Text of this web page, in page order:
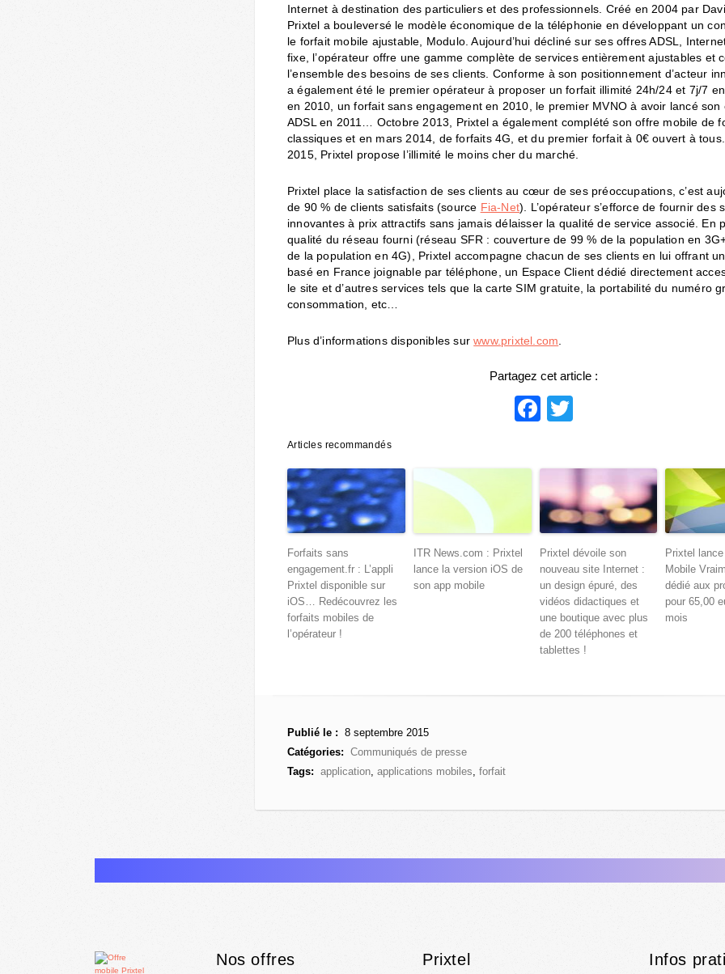
Internet à destination des particuliers et des professionnels. Créé en 2004 par
Prixtel a bouleversé le modèle économique de la téléphonie en développant un
le forfait mobile ajustable, Modulo. Aujourd’hui décliné sur ses offres ADSL,
fixe, l’opérateur offre une gamme complète de services entièrement ajustables et
l’ensemble des besoins de ses clients. Conforme à son positionnement d’acteur
a également été le premier opérateur à proposer un forfait illimité 24h/24 et 7j/7 en
en 2010, un forfait sans engagement en 2010, le premier MVNO à avoir lancé son
ADSL en 2011… Octobre 2013, Prixtel a également complété son offre mobile de
classiques et en mars 2014, de forfaits 4G, et du premier forfait à 0€ ouvert à
2015, Prixtel propose l’illimité le moins cher du marché.
Prixtel place la satisfaction de ses clients au cœur de ses préoccupations, c’est
de 90 % de clients satisfaits (source Fia-Net). L’opérateur s’efforce de fournir des
innovantes à prix attractifs sans jamais délaisser la qualité de service associé. En
qualité du réseau fourni (réseau SFR : couverture de 99 % de la population en
de la population en 4G), Prixtel accompagne chacun de ses clients en lui offrant
basé en France joignable par téléphone, un Espace Client dédié directement
le site et d’autres services tels que la carte SIM gratuite, la portabilité du numéro
consommation, etc…
Plus d’informations disponibles surwww.prixtel.com
Partagez cet article :
Facebook
Articles recommandés
Forfaits sans
engagement.fr : L’appli
Prixtel disponible sur
iOS… Redécouvrez les
forfaits mobiles de
l’opérateur !
ITR News.com : Prixtel
lance la version iOS de
son app mobile
Prixtel dévoile son
nouveau site Internet :
un design épuré, des
vidéos didactiques et
une boutique avec plus
de 200 téléphones et
tablettes !
Prixtel
Mobile
dédié aux
pour 65,00
mois
Publié le : 8 septembre 2015
Catégories: Communiqués de presse
Tags: application applications mobiles forfait
Nos offres Prixtel Infos